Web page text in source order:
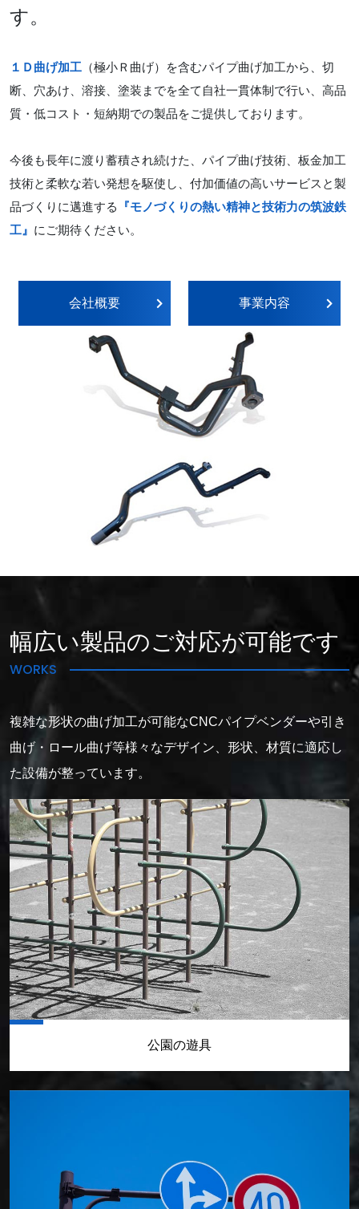
す。
１Ｄ曲げ加工 （極小Ｒ曲げ）を含むパイプ曲げ加工から、切
断、穴あけ、溶接、塗装までを全て自社一貫体制で行い、高品
質・低コスト・短納期での製品をご提供しております。
今後も長年に渡り蓄積され続けた、パイプ曲げ技術、板金加工
技術と柔軟な若い発想を駆使し、付加価値の高いサービスと製
品づくりに邁進する
『モノづくりの熱い精神と技術力の筑波鉄
工』 にご期待ください。
会社概要 事業内容
幅広い製品のご対応が可能です
WORKS
複雑な形状の曲げ加工が可能なCNCパイプベンダーや引き
曲げ・ロール曲げ等様々なデザイン、形状、材質に適応し
た設備が整っています。
公園の遊具